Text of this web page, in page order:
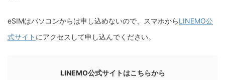
eSIMはパソコンからは申し込めないので、スマホからLINEMO公
式サイト にアクセスして申し込んでください。
LINEMO公式サイトはこちらから